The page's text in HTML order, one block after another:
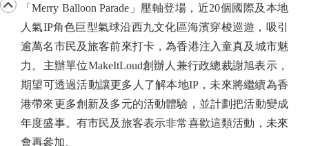
「Merry Balloon Parade」壓軸登場，近20個國際及本地
人氣IP角色巨型氣球沿西九文化區海濱穿梭巡遊，吸引
逾萬名市民及旅客前來打卡，為香港注入童真及城市魅
力。主辦單位MakeItLoud創辦人兼行政總裁謝旭表示，
期望可透過活動讓更多人了解本地IP，未來將繼續為香
港帶來更多創新及多元的活動體驗，並計劃把活動變成
年度盛事。有市民及旅客表示非常喜歡這類活動，未來
會再參加。